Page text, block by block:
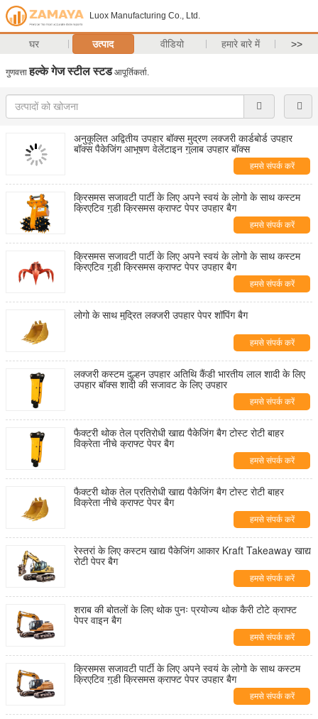
Luox Manufacturing Co., Ltd.
घर उत्पाद वीडियो हमारे बारे में >>
गुणवत्ता हल्के गेज स्टील स्टडआपूर्तिकर्ता.
अनुकूलित अद्वितीय उपहार बॉक्स मुद्रण लक्जरी कार्डबोर्ड उपहार
बॉक्स पैकेजिंग आभूषण वेलेंटाइन गुलाब उपहार बॉक्स
हमसे संपर्क करें
क्रिसमस सजावटी पार्टी के लिए अपने स्वयं के लोगो के साथ कस्टम
क्रिएटिव गुडी क्रिसमस क्राफ्ट पेपर उपहार बैग
हमसे संपर्क करें
क्रिसमस सजावटी पार्टी के लिए अपने स्वयं के लोगो के साथ कस्टम
क्रिएटिव गुडी क्रिसमस क्राफ्ट पेपर उपहार बैग
हमसे संपर्क करें
लोगो के साथ मुद्रित लक्जरी उपहार पेपर शॉपिंग बैग
हमसे संपर्क करें
लक्जरी कस्टम दुल्हन उपहार अतिथि कैंडी भारतीय लाल शादी के लिए
उपहार बॉक्स शादी की सजावट के लिए उपहार
हमसे संपर्क करें
फैक्टरी थोक तेल प्रतिरोधी खाद्य पैकेजिंग बैग टोस्ट रोटी बाहर
विक्रेता नीचे क्राफ्ट पेपर बैग
हमसे संपर्क करें
फैक्टरी थोक तेल प्रतिरोधी खाद्य पैकेजिंग बैग टोस्ट रोटी बाहर
विक्रेता नीचे क्राफ्ट पेपर बैग
हमसे संपर्क करें
रेस्तरां के लिए कस्टम खाद्य पैकेजिंग आकार Kraft Takeaway खाद्य
रोटी पेपर बैग
हमसे संपर्क करें
शराब की बोतलों के लिए थोक पुनः प्रयोज्य थोक कैरी टोटे क्राफ्ट
पेपर वाइन बैग
हमसे संपर्क करें
क्रिसमस सजावटी पार्टी के लिए अपने स्वयं के लोगो के साथ कस्टम
क्रिएटिव गुडी क्रिसमस क्राफ्ट पेपर उपहार बैग
हमसे संपर्क करें